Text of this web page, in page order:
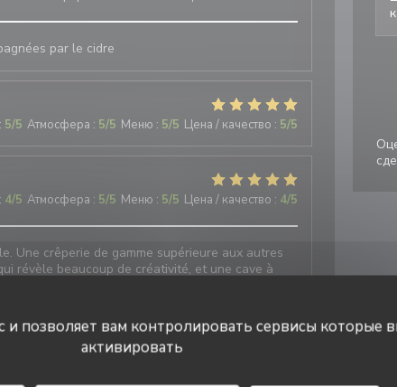
и позволяет вам контролировать сервисы которые
активировать
par le cidre
: 5/5 Атмосфера : 5/5 Меню : 5/5 Цена / качество : 5/5
: 4/5 Атмосфера : 5/5 Меню : 5/5 Цена / качество : 4/5
Une crêperie de gamme supérieure aux autres
révèle beaucoup de créativité, et une cave à
délicieux et originaux. Nous reviendrons pour